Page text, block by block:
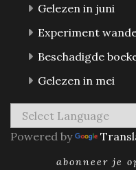
Gelezen in juni
Experiment
Beschadigde
Gelezen in mei
Powered by
abonneer je